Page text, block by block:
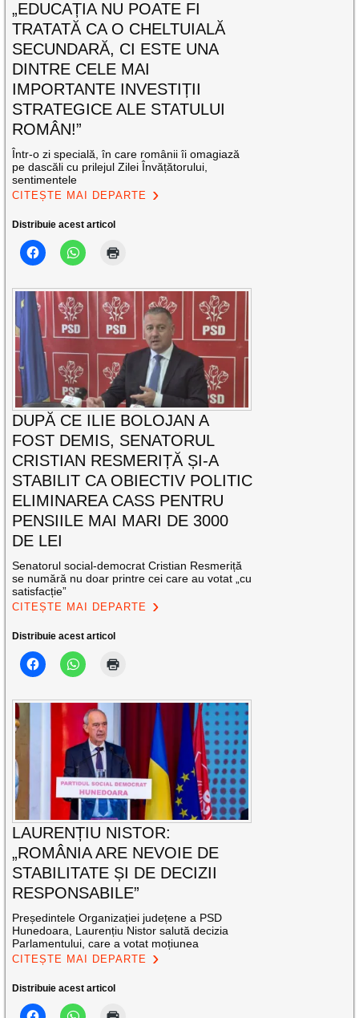
„EDUCAȚIA NU POATE FI
TRATATĂ CA O CHELTUIALĂ
SECUNDARĂ, CI ESTE UNA
DINTRE CELE MAI
IMPORTANTE INVESTIȚII
STRATEGICE ALE STATULUI
ROMÂN!”
Într-o zi specială, în care românii îi omagiază
pe dascăli cu prilejul Zilei Învățătorului,
sentimentele
CITEȘTE MAI DEPARTE
Distribuie acest articol
DUPĂ CE ILIE BOLOJAN A
FOST DEMIS, SENATORUL
CRISTIAN RESMERIȚĂ ȘI-A
STABILIT CA OBIECTIV POLITIC
ELIMINAREA CASS PENTRU
PENSIILE MAI MARI DE 3000
DE LEI
Senatorul social-democrat Cristian Resmeriță
se numără nu doar printre cei care au votat „cu
satisfacție”
CITEȘTE MAI DEPARTE
Distribuie acest articol
LAURENȚIU NISTOR:
„ROMÂNIA ARE NEVOIE DE
STABILITATE ȘI DE DECIZII
RESPONSABILE”
Președintele Organizației județene a PSD
Hunedoara, Laurențiu Nistor salută decizia
Parlamentului, care a votat moțiunea
CITEȘTE MAI DEPARTE
Distribuie acest articol